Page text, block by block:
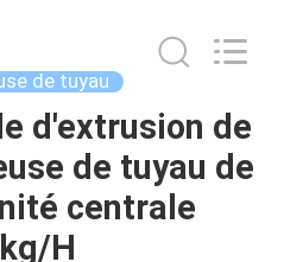
de tuyau
d'extrusion de
de tuyau de
centrale
H